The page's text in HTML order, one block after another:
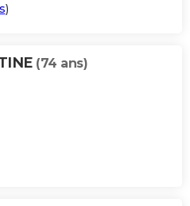
)
(74 ans)